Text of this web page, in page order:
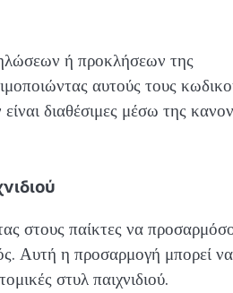
ή προκλήσεων της
αυτούς τους
διαθέσιμες μέσω της
στους παίκτες να
Αυτή η προσαρμογή μπορεί να
στυλ παιχνιδιού.